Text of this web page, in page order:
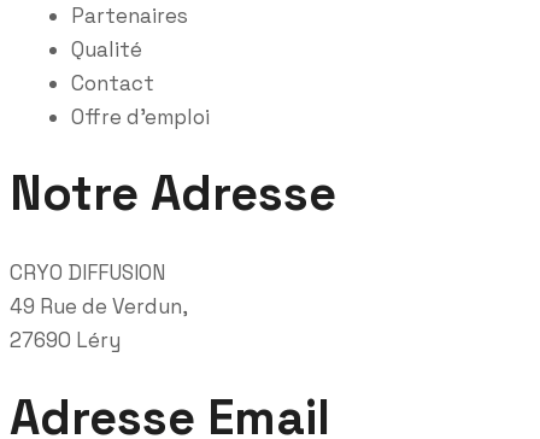
Partenaires
Qualité
Contact
Offre d’emploi
Notre Adresse
CRYO DIFFUSION
49 Rue de Verdun,
27690 Léry
Adresse Email